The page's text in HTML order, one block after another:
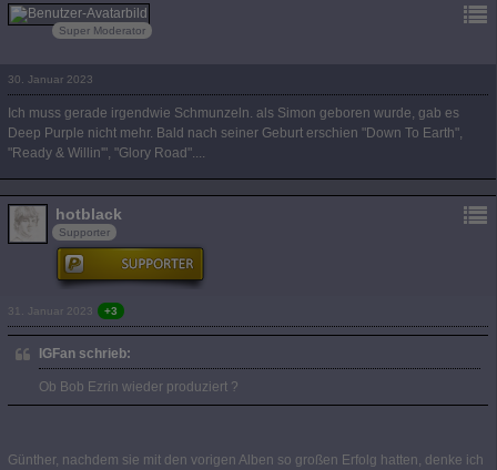
Kalle
Super Moderator
30. Januar 2023
Ich muss gerade irgendwie Schmunzeln. als Simon geboren wurde, gab es
Deep Purple nicht mehr. Bald nach seiner Geburt erschien "Down To Earth",
"Ready & Willin'", "Glory Road"....
hotblack
Supporter
31. Januar 2023 +3
IGFan schrieb:
Ob Bob Ezrin wieder produziert ?
Günther, nachdem sie mit den vorigen Alben so großen Erfolg hatten, denke ich